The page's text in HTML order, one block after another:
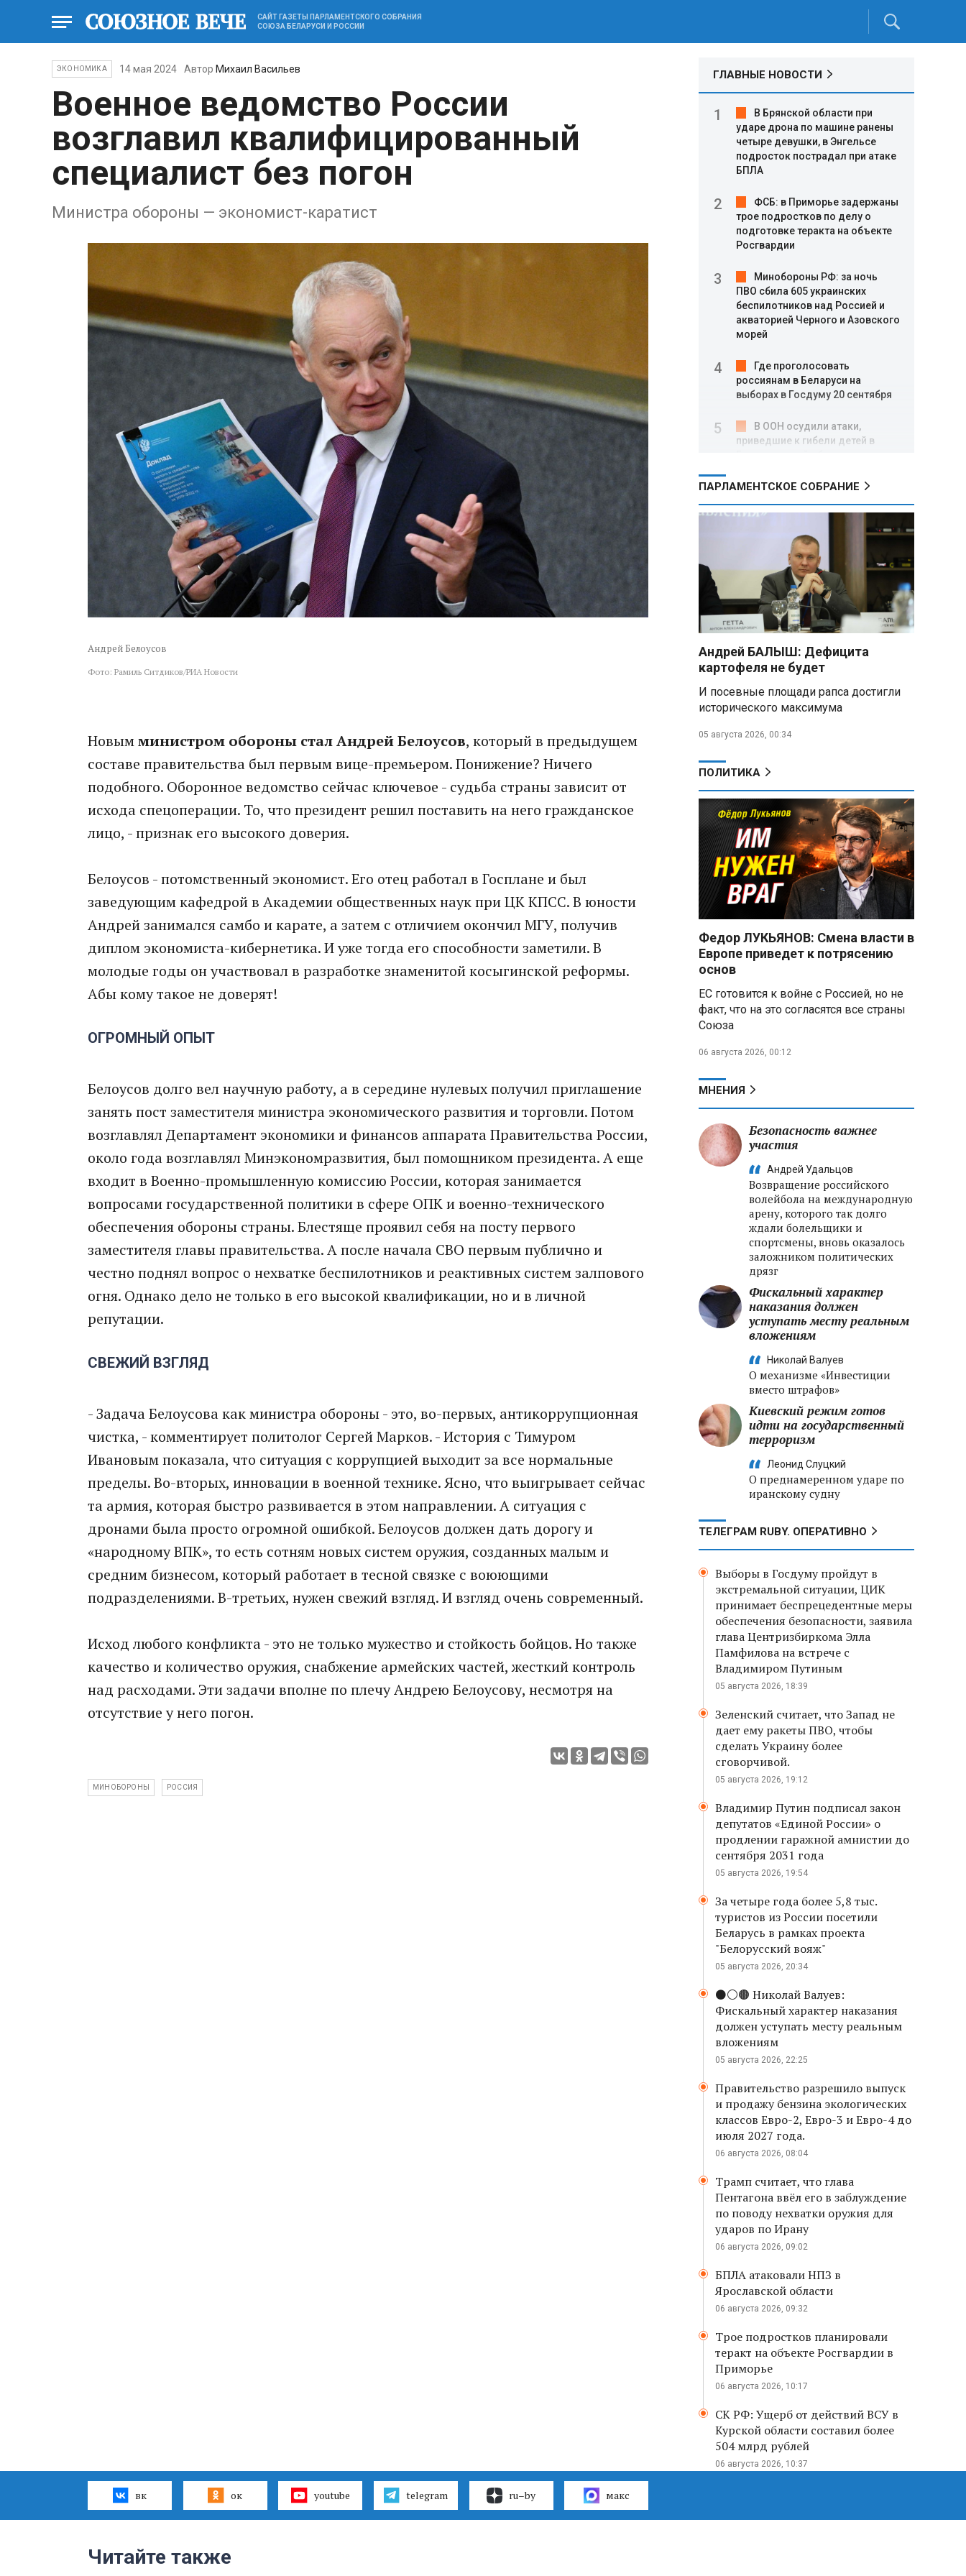
САЙТ ГАЗЕТЫ ПАРЛАМЕНТСКОГО СОБРАНИЯ
СОЮЗА БЕЛАРУСИ И РОССИИ
ЭКОНОМИКА 14 мая 2024 Автор Михаил Васильев
Военное ведомство России
возглавил квалифицированный
специалист без погон
Министра обороны — экономист-каратист
Андрей Белоусов
Фото: Рамиль Ситдиков/РИА Новости
Новымминистром обороны стал Андрей Белоусов, который в предыдущем
составе правительства был первым вице-премьером. Понижение? Ничего
подобного. Оборонное ведомство сейчас ключевое - судьба страны зависит от
исхода спецоперации. То, что президент решил поставить на него гражданское
лицо, - признак его высокого доверия.
Белоусов - потомственный экономист. Его отец работал в Госплане и был
заведующим кафедрой в Академии общественных наук при ЦК КПСС. В юности
Андрей занимался самбо и карате, а затем с отличием окончил МГУ, получив
диплом экономиста-кибернетика. И уже тогда его способности заметили. В
молодые годы он участвовал в разработке знаменитой косыгинской реформы.
Абы кому такое не доверят!
ОГРОМНЫЙ ОПЫТ
Белоусов долго вел научную работу, а в середине нулевых получил приглашение
занять пост заместителя министра экономического развития и торговли. Потом
возглавлял Департамент экономики и финансов аппарата Правительства России,
около года возглавлял Минэкономразвития, был помощником президента. А еще
входит в Военно-промышленную комиссию России, которая занимается
вопросами государственной политики в сфере ОПК и военно-технического
обеспечения обороны страны. Блестяще проявил себя на посту первого
заместителя главы правительства. А после начала СВО первым публично и
честно поднял вопрос о нехватке беспилотников и реактивных систем залпового
огня. Однако дело не только в его высокой квалификации, но и в личной
репутации.
СВЕЖИЙ ВЗГЛЯД
- Задача Белоусова как министра обороны - это, во-первых, антикоррупционная
чистка, - комментирует политолог Сергей Марков. - История с Тимуром
Ивановым показала, что ситуация с коррупцией выходит за все нормальные
пределы. Во-вторых, инновации в военной технике. Ясно, что выигрывает сейчас
та армия, которая быстро развивается в этом направлении. А ситуация с
дронами была просто огромной ошибкой. Белоусов должен дать дорогу и
«народному ВПК», то есть сотням новых систем оружия, созданных малым и
средним бизнесом, который работает в тесной связке с воюющими
подразделениями. В-третьих, нужен свежий взгляд. И взгляд очень современный.
Исход любого конфликта - это не только мужество и стойкость бойцов. Но также
качество и количество оружия, снабжение армейских частей, жесткий контроль
над расходами. Эти задачи вполне по плечу Андрею Белоусову, несмотря на
отсутствие у него погон.
МИНОБОРОНЫ РОССИЯ
ГЛАВНЫЕ НОВОСТИ
В Брянской области при
ударе дрона по машине ранены
четыре девушки, в Энгельсе
подросток пострадал при атаке
БПЛА
ФСБ: в Приморье задержаны
трое подростков по делу о
подготовке теракта на объекте
Росгвардии
Минобороны РФ: за ночь
ПВО сбила 605 украинских
беспилотников над Россией и
акваторией Черного и Азовского
морей
Где проголосовать
россиянам в Беларуси на
выборах в Госдуму 20 сентября
В ООН осудили атаки,
приведшие к гибели детей в
позиции: боец с позывным Гуль
отбивал атаки ВСУ под ударами
Владимир Путин:
Безопасность в Белгородской
области — главный приоритет, но
соцвопросы забывать нельзя
Год колонии за попытку
«пересидеть» призыв в России:
осудили за уклонение от
службы
В Свердловской области
производителя дронов «Упырь»
Российские пловцы
выиграли все золотые медали
первого дня Кубка мира по
зимнему плаванию
Александр Новак:
Независимые АЗС начнут
снабжать топливом через
региональных операторов
Беларусь и Россия
усиливают сотрудничество по
развития
Рыжевка
графика
Противодействие
мошенничеству и миграционная
политика — приоритеты работы
Госдумы
ПАРЛАМЕНТСКОЕ СОБРАНИЕ
Андрей БАЛЫШ: Дефицита
картофеля не будет
И посевные площади рапса достигли
исторического максимума
05 августа 2026, 00:34
ПОЛИТИКА
Федор ЛУКЬЯНОВ: Смена власти в
Европе приведет к потрясению
основ
ЕС готовится к войне с Россией, но не
факт, что на это согласятся все страны
Союза
06 августа 2026, 00:12
МНЕНИЯ
Безопасность важнее
участия
Андрей Удальцов
Возвращение российского
волейбола на международную
арену, которого так долго
ждали болельщики и
спортсмены, вновь оказалось
заложником политических
дрязг
Фискальный характер
наказания должен
уступать месту реальным
вложениям
Николай Валуев
О механизме «Инвестиции
вместо штрафов»
Киевский режим готов
идти на государственный
терроризм
Леонид Слуцкий
О преднамеренном ударе по
иранскому судну
ТЕЛЕГРАМ RUBY. ОПЕРАТИВНО
Выборы в Госдуму пройдут в
экстремальной ситуации, ЦИК
принимает беспрецедентные меры
обеспечения безопасности, заявила
глава Центризбиркома Элла
Памфилова на встрече с
Владимиром Путиным
05 августа 2026, 18:39
Зеленский считает, что Запад не
дает ему ракеты ПВО, чтобы
сделать Украину более
сговорчивой.
05 августа 2026, 19:12
Владимир Путин подписал закон
депутатов «Единой России» о
продлении гаражной амнистии до
сентября 2031 года
05 августа 2026, 19:54
За четыре года более 5,8 тыс.
туристов из России посетили
Беларусь в рамках проекта
"Белорусский вояж"
05 августа 2026, 20:34
⚫️⚪️🟤 Николай Валуев:
Фискальный характер наказания
должен уступать месту реальным
вложениям
05 августа 2026, 22:25
Правительство разрешило выпуск
и продажу бензина экологических
классов Евро-2, Евро-3 и Евро-4 до
июля 2027 года.
06 августа 2026, 08:04
Трамп считает, что глава
Пентагона ввёл его в заблуждение
по поводу нехватки оружия для
ударов по Ирану
06 августа 2026, 09:02
БПЛА атаковали НПЗ в
Ярославской области
06 августа 2026, 09:32
Трое подростков планировали
теракт на объекте Росгвардии в
Приморье
06 августа 2026, 10:17
СК РФ: Ущерб от действий ВСУ в
Курской области составил более
504 млрд рублей
06 августа 2026, 10:37
вк ок youtube telegram ru–by макс
Читайте также